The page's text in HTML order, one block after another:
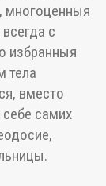
многоценныя
с
избранныя
тела
вместо
самих